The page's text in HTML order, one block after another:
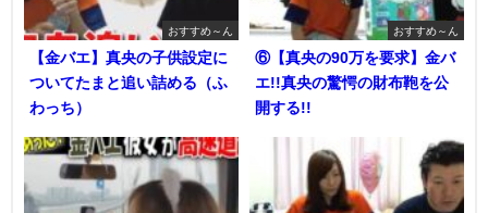
おすすめ～ん
【金バエ】真央の子供設定に
ついてたまと追い詰める（ふ
わっち）
おすすめ～ん
⑥【真央の90万を要求】金バ
エ!!真央の驚愕の財布鞄を公
開する!!